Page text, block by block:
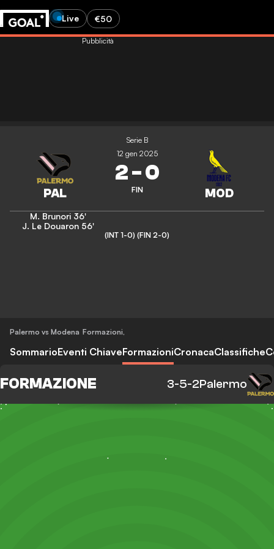
Live €50
Pubblicità
Serie B
12 gen 2025
2-0
FIN
M. Brunori 36'
J. Le Douaron 56'
(INT 1-0) (FIN 2-0)
Palermo vs Modena Formazioni,
SommarioEventi ChiaveFormazioniCronacaClassifiche
Palermo
3-5-2
FORMAZIONE